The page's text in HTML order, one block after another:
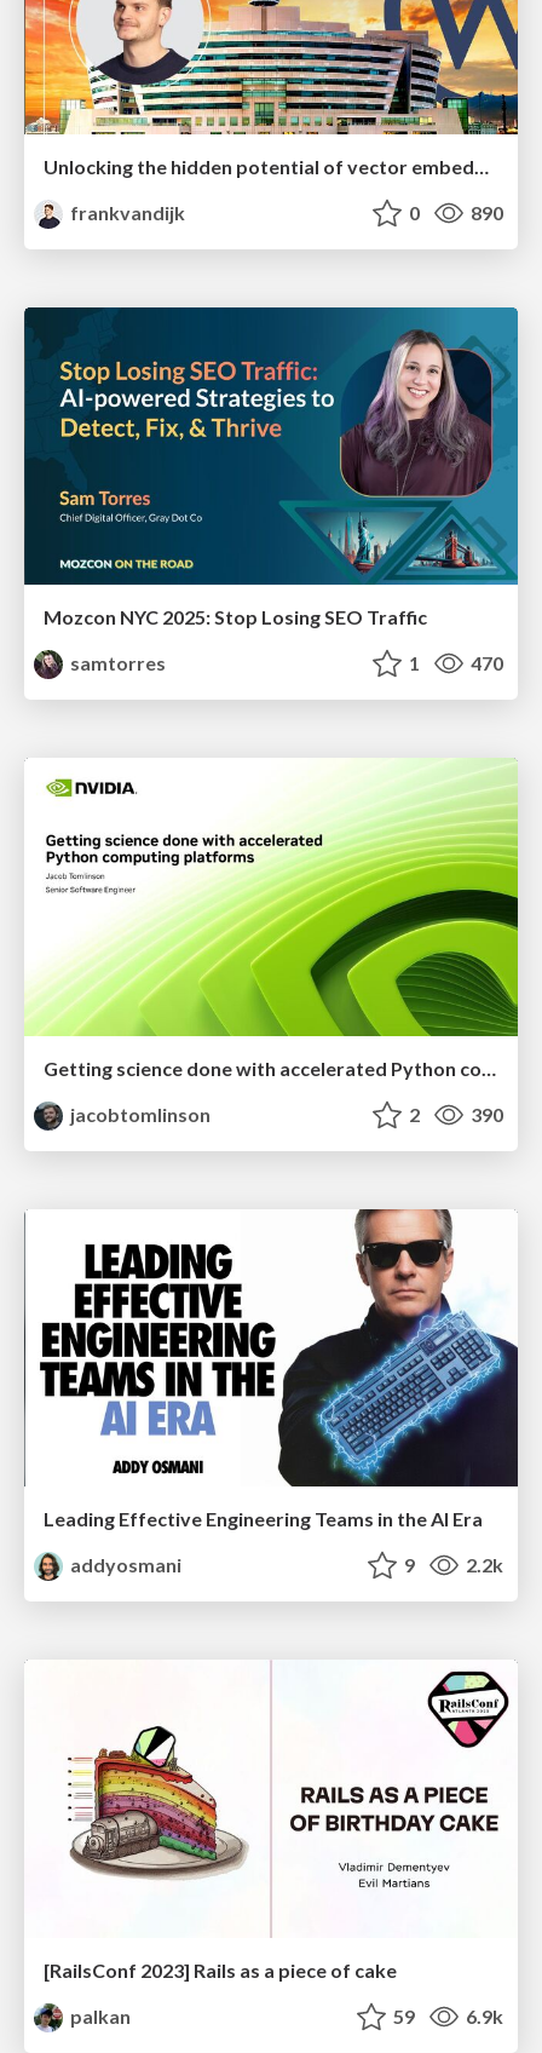
Unlocking the hidden potential of vector embeddings in international SEO
frankvandijk
0 890
Mozcon NYC 2025: Stop Losing SEO Traffic
samtorres
1 470
Getting science done with accelerated Python computing platforms
jacobtomlinson
2 390
Leading Effective Engineering Teams in the AI Era
addyosmani
9 2.2k
[RailsConf 2023] Rails as a piece of cake
palkan
59 6.9k